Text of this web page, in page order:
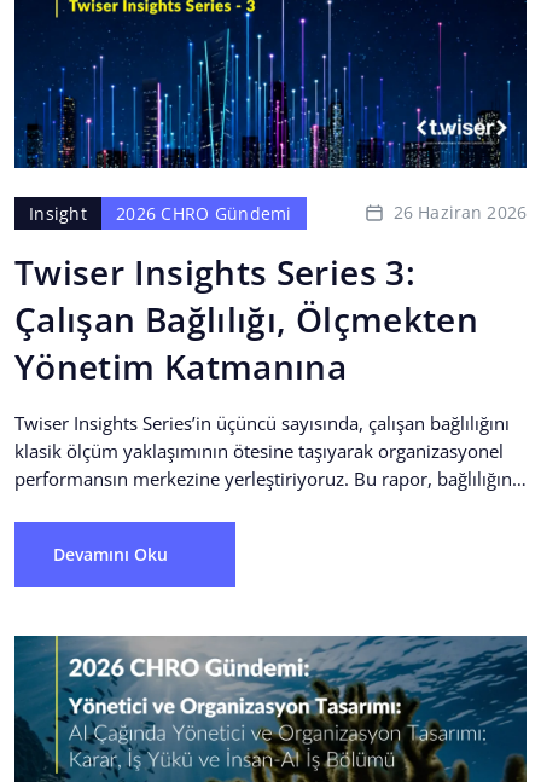
Insight 2026 CHRO Gündemi 26 Haziran 2026
Twiser Insights Series 3:
Çalışan Bağlılığı, Ölçmekten
Yönetim Katmanına
Twiser Insights Series’in üçüncü sayısında, çalışan bağlılığını
klasik ölçüm yaklaşımının ötesine taşıyarak organizasyonel
performansın merkezine yerleştiriyoruz. Bu rapor, bağlılığın
Devamını Oku